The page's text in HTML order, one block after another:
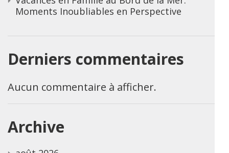
Moments Inoubliables en Perspective
Derniers commentaires
Aucun commentaire à afficher.
Archive